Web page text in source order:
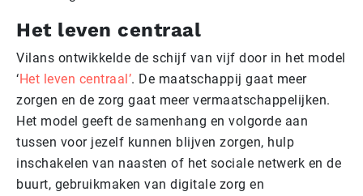
Het leven centraal
Vilans ontwikkelde de schijf van vijf door in het model
‘Het leven centraal’. De maatschappij gaat meer
zorgen en de zorg gaat meer vermaatschappelijken.
Het model geeft de samenhang en volgorde aan
tussen voor jezelf kunnen blijven zorgen, hulp
inschakelen van naasten of het sociale netwerk en de
buurt, gebruikmaken van digitale zorg en